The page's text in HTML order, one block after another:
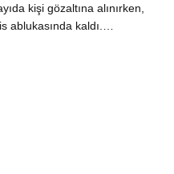
kişi gözaltına alınırken,
ablukasında kaldı.…